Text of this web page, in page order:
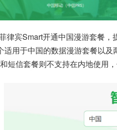
律宾Smart开通中国漫游套餐
适用于中国的数据漫游套餐以
短信套餐则不支持在内地使用，